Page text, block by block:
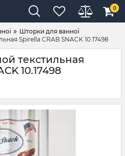
0
Шторки для ванної
Spirella CRAB SNACK 10.17498
текстильная
10.17498